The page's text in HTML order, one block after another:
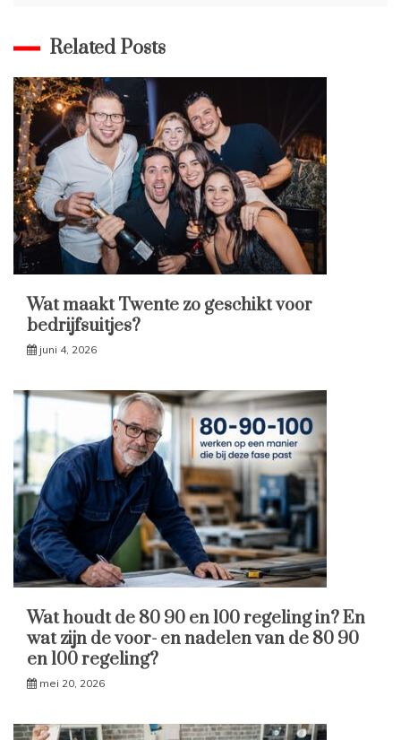
Related Posts
Wat maakt Twente zo geschikt voor
bedrijfsuitjes?
juni 4, 2026
Wat houdt de 80 90 en 100 regeling in? En
wat zijn de voor- en nadelen van de 80 90
en 100 regeling?
mei 20, 2026